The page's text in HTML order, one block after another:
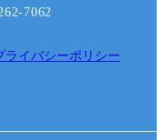
7062
ライバシーポリシー